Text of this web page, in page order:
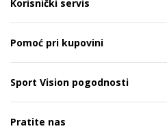
Korisnički servis
Pomoć pri kupovini
Sport Vision pogodnosti
Pratite nas